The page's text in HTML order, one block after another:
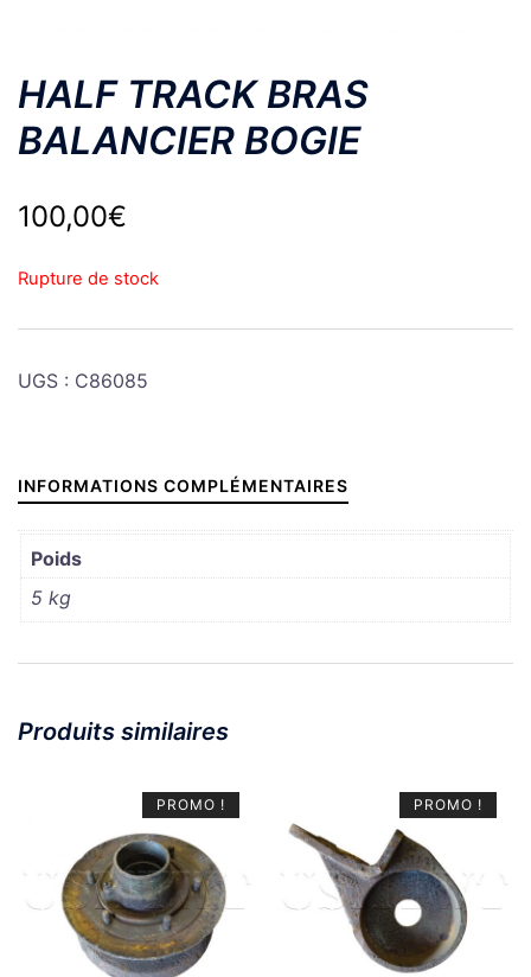
HALF TRACK BRAS
BALANCIER BOGIE
100,00€
Rupture de stock
UGS : C86085
INFORMATIONS COMPLÉMENTAIRES
Poids
5 kg
Produits similaires
PROMO ! PROMO !